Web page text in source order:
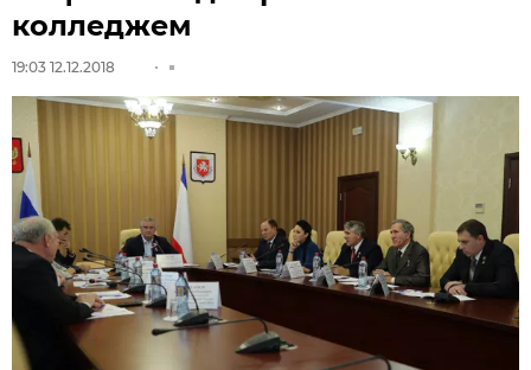
колледжем
19:03 12.12.2018